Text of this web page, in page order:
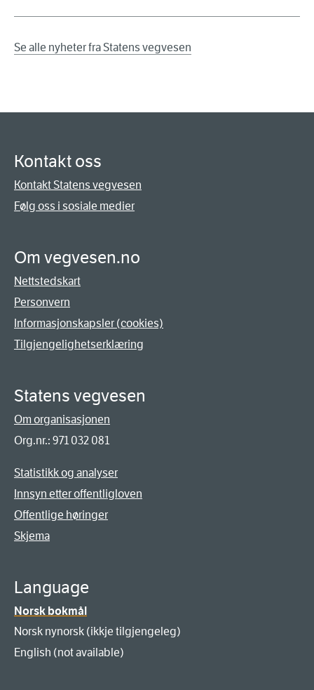
Se alle nyheter fra Statens vegvesen
Kontakt oss
Kontakt Statens vegvesen
Følg oss i sosiale medier
Om vegvesen.no
Nettstedskart
Personvern
Informasjonskapsler (cookies)
Tilgjengelighetserklæring
Statens vegvesen
Om organisasjonen
Org.nr.: 971 032 081
Statistikk og analyser
Innsyn etter offentligloven
Offentlige høringer
Skjema
Language
Norsk bokmål
Norsk nynorsk (ikkje tilgjengeleg)
English (not available)